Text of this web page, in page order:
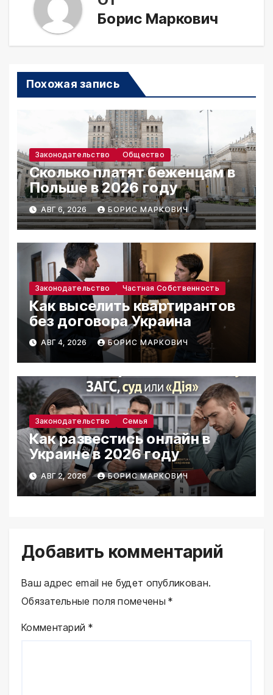
Борис Маркович
Похожая запись
Законодательство Общество
Сколько платят беженцам в
Польше в 2026 году
АВГ 6, 2026 БОРИС МАРКОВИЧ
Законодательство Частная Собственность
Как выселить квартирантов
без договора Украина
АВГ 4, 2026 БОРИС МАРКОВИЧ
Законодательство Семья
Как развестись онлайн в
Украине в 2026 году
АВГ 2, 2026 БОРИС МАРКОВИЧ
Добавить комментарий
Ваш адрес email не будет опубликован.
Обязательные поля помечены*
Комментарий *